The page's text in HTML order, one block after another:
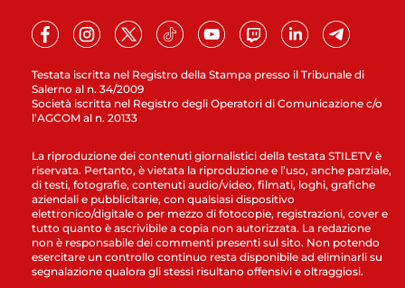
Testata iscritta nel Registro della Stampa presso il Tribunale di
Salerno al n. 34/2009
Società iscritta nel Registro degli Operatori di Comunicazione c/o
l’AGCOM al n. 20133
La riproduzione dei contenuti giornalistici della testata STILETV è
riservata. Pertanto, è vietata la riproduzione e l’uso, anche parziale,
di testi, fotografie, contenuti audio/video, filmati, loghi, grafiche
aziendali e pubblicitarie, con qualsiasi dispositivo
elettronico/digitale o per mezzo di fotocopie, registrazioni, cover e
tutto quanto è ascrivibile a copia non autorizzata. La redazione
non è responsabile dei commenti presenti sul sito. Non potendo
esercitare un controllo continuo resta disponibile ad eliminarli su
segnalazione qualora gli stessi risultano offensivi e oltraggiosi.